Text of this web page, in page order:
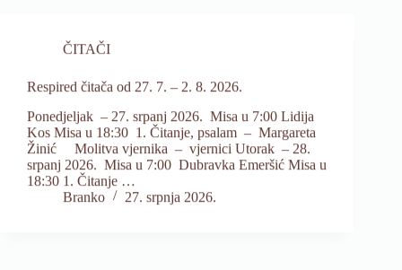
ČITAČI
Respired čitača od 27. 7. – 2. 8. 2026.
Ponedjeljak – 27. srpanj 2026. Misa u 7:00 Lidija
Kos Misa u 18:30 1. Čitanje, psalam – Margareta
Žinić Molitva vjernika – vjernici Utorak – 28.
srpanj 2026. Misa u 7:00 Dubravka Emeršić Misa u
18:30 1. Čitanje …
Branko
27. srpnja 2026.